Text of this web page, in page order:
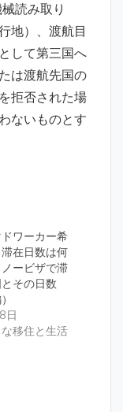
読み取り
地）、渡航目
して第三国へ
は渡航先国の
拒否された場
ないものとす
ドワーカー希
在日数は何
ービザで滞
その日数
日
移住と生活